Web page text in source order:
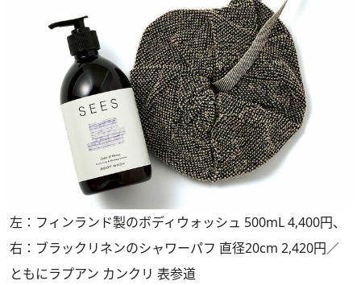
左：フィンランド製のボディウォッシュ 500mL 4,400円、
右：ブラックリネンのシャワーパフ 直径20cm 2,420円／
ともにラプアン カンクリ 表参道